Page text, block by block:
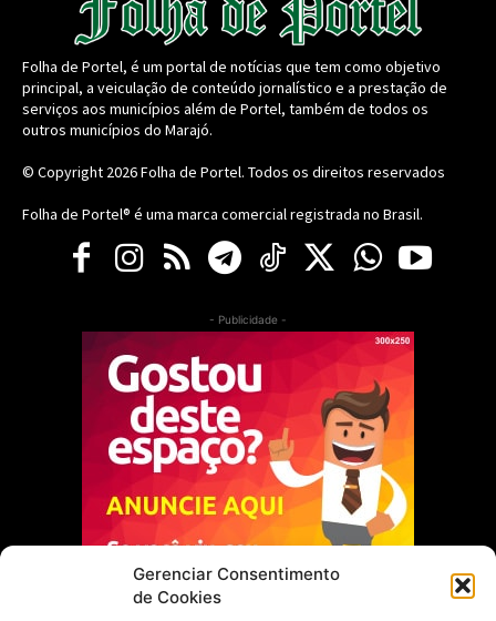
Gerenciar Consentimento
de Cookies
Folha de Portel, é um portal de notícias que tem como objetivo
principal, a veiculação de conteúdo jornalístico e a prestação de
serviços aos municípios além de Portel, também de todos os
outros municípios do Marajó.
© Copyright 2026Folha de Portel. Todos os direitos reservados
Folha de Portel® é uma marca comercial registrada no Brasil.
- Publicidade -